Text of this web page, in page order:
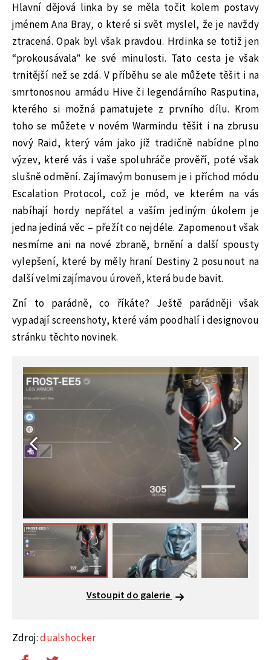
Hlavní dějová linka by se měla točit kolem postavy
jménem Ana Bray, o které si svět myslel, že je navždy
ztracená. Opak byl však pravdou. Hrdinka se totiž jen
“prokousávala” ke své minulosti. Tato cesta je však
trnitější než se zdá. V příběhu se ale můžete těšit i na
smrtonosnou armádu Hive či legendárního Rasputina,
kterého si možná pamatujete z prvního dílu. Krom
toho se můžete v novém Warmindu těšit i na zbrusu
nový Raid, který vám jako již tradičně nabídne plno
výzev, které vás i vaše spoluhráče prověří, poté však
slušně odmění. Zajímavým bonusem je i příchod módu
Escalation Protocol, což je mód, ve kterém na vás
nabíhají hordy nepřátel a vaším jediným úkolem je
jedna jediná věc – přežít co nejdéle. Zapomenout však
nesmíme ani na nové zbraně, brnění a další spousty
vylepšení, které by měly hraní Destiny 2 posunout na
další velmi zajímavou úroveň, která bude bavit.
Zní to parádně, co říkáte? Ještě parádněji však
vypadají screenshoty, které vám poodhalí i designovou
stránku těchto novinek.
Vstoupit do galerie
Zdroj:dualshocker